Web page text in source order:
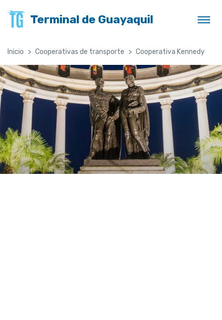
Terminal de Guayaquil
Inicio Cooperativas de transporte Cooperativa Kennedy